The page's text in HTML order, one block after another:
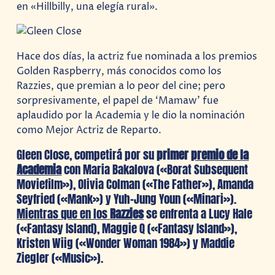
en «Hillbilly, una elegía rural».
Hace dos días, la actriz fue nominada a los premios
Golden Raspberry, más conocidos como los
Razzies, que premian a lo peor del cine; pero
sorpresivamente, el papel de ‘Mamaw’ fue
aplaudido por la Academia y le dio la nominación
como Mejor Actriz de Reparto.
Gleen Close, competirá por suprimerpremio de la
Academiacon Maria Bakalova («Borat Subsequent
Moviefilm»), Olivia Colman («The Father»), Amanda
Seyfried («Mank») y Yuh-Jung Youn («Minari»).
Mientras que en losRazziesse enfrenta a Lucy Hale
(«Fantasy Island), Maggie Q («Fantasy Island»),
Kristen Wiig («Wonder Woman 1984») y Maddie
Ziegler («Music»).